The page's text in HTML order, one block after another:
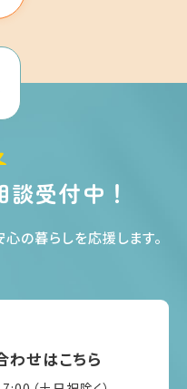
受付中！
心の暮らしを応援します。
わせはこちら